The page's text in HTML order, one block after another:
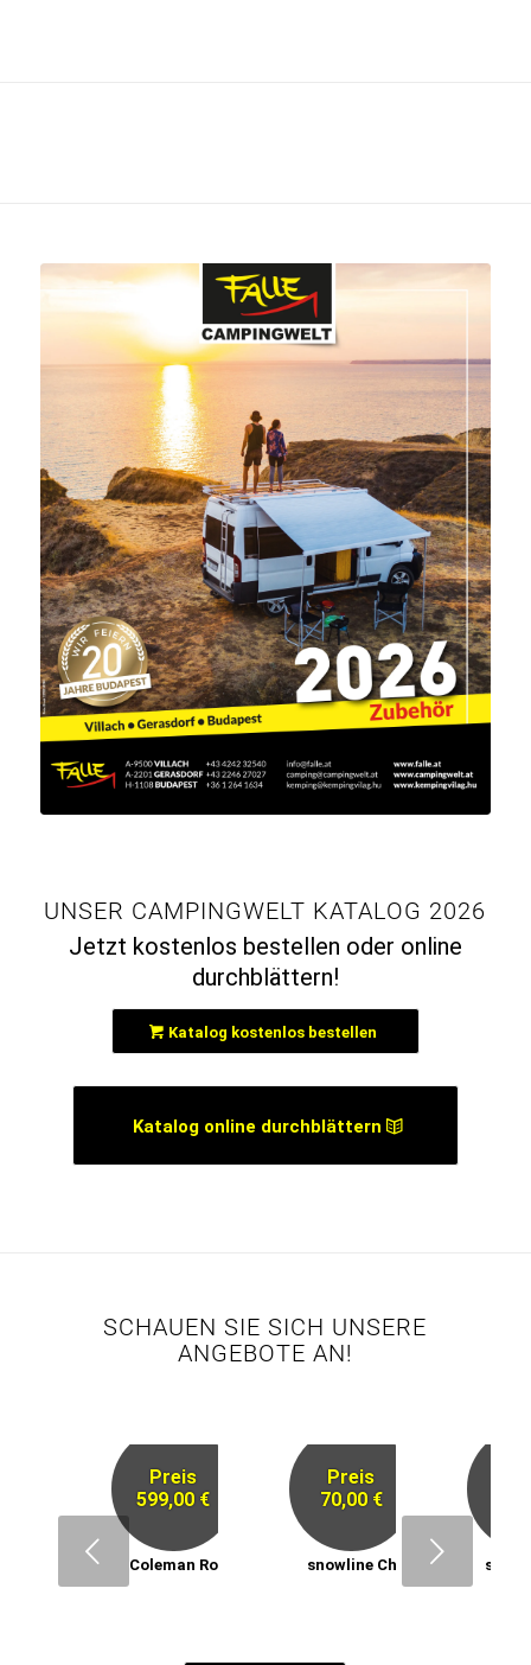
UNSER CAMPINGWELT KATALOG 2026
Jetzt kostenlos bestellen oder online
durchblättern!
Katalog kostenlos bestellen
Katalog online durchblättern
SCHAUEN SIE SICH UNSERE
ANGEBOTE AN!
Next
Preis
599,00 €
Coleman Rocky Mountain 5
Preis
70,00 €
snowline Chainsen ProXT